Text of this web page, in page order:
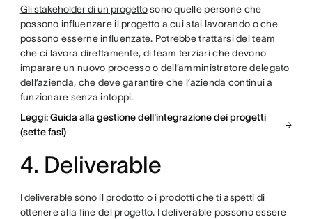
Gli stakeholder di un progettosono quelle persone che
possono influenzare il progetto a cui stai lavorando o che
possono esserne influenzate. Potrebbe trattarsi del team
che ci lavora direttamente, di team terziari che devono
imparare un nuovo processo o dell’amministratore delegato
dell’azienda, che deve garantire che l’azienda continui a
funzionare senza intoppi.
Leggi: Guida alla gestione dell'integrazione dei progetti
(sette fasi)
4. Deliverable
I deliverablesono il prodotto o i prodotti che ti aspetti di
ottenere alla fine del progetto. I deliverable possono essere